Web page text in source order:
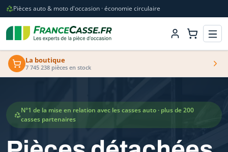
Pièces auto & moto d'occasion · économie circulaire
La boutique
7 745 238 pièces en stock
N°1 de la mise en relation avec les casses auto · plus de 200
casses partenaires